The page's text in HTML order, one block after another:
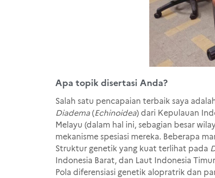
Apa topik disertasi Anda?
Salah satu pencapaian terbaik saya
Diadema (Echinoidea) dari Kepulauan
Melayu (dalam hal ini, sebagian besar
mekanisme spesiasi mereka. Beberapa
Struktur genetik yang kuat terlihat pada
Indonesia Barat, dan Laut Indonesia
Pola diferensiasi genetik alopratrik dan